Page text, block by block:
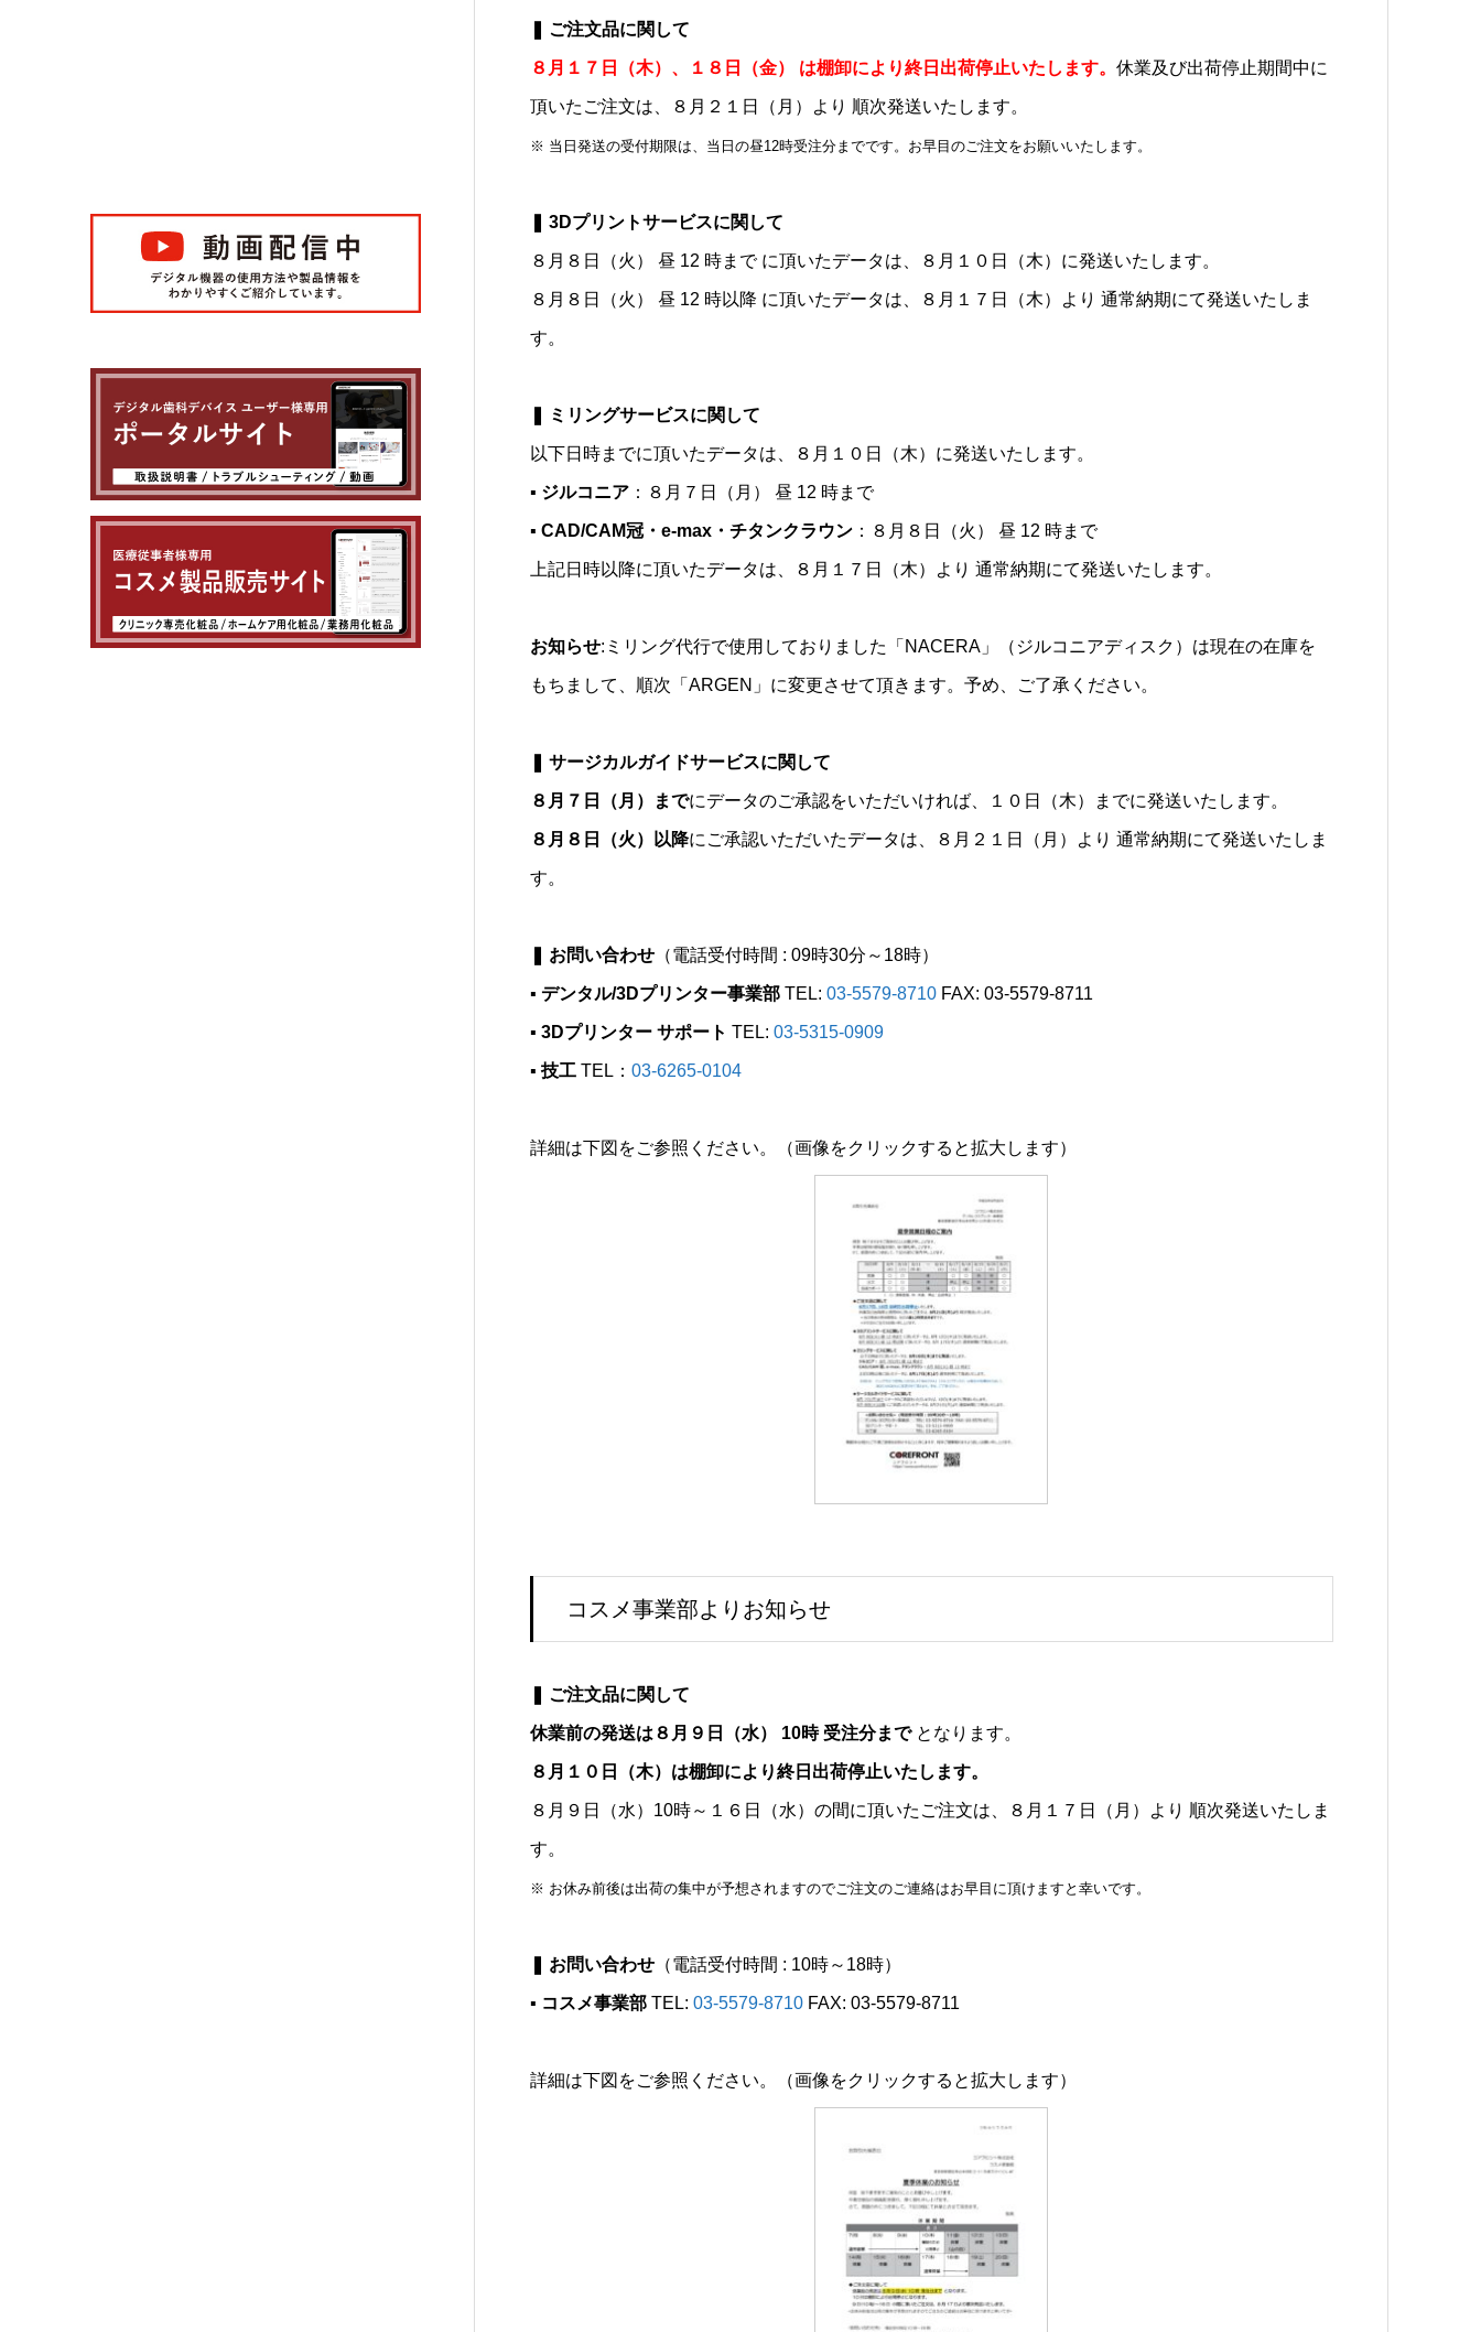
❚ ご注文品に関して
８月１７日（木）、１８日（金） は棚卸により終日出荷停止いたします。 休業及び出荷停止期間中に
頂いたご注文は、８月２１日（月）より 順次発送いたします。
※ 当日発送の受付期限は、当日の昼12時受注分までです。お早目のご注文をお願いいたします。
❚ 3Dプリントサービスに関して
８月８日（火） 昼 12 時まで に頂いたデータは、８月１０日（木）に発送いたします。
８月８日（火） 昼 12 時以降 に頂いたデータは、８月１７日（木）より 通常納期にて発送いたしま
す。
❚ ミリングサービスに関して
以下日時までに頂いたデータは、８月１０日（木）に発送いたします。
▪ ジルコニア ：８月７日（月） 昼 12 時まで
▪ CAD/CAM冠・e-max・チタンクラウン ：８月８日（火） 昼 12 時まで
上記日時以降に頂いたデータは、８月１７日（木）より 通常納期にて発送いたします。
お知らせ:ミリング代行で使用しておりました「NACERA」（ジルコニアディスク）は現在の在庫を
もちまして、順次「ARGEN」に変更させて頂きます。予め、ご了承ください。
❚ サージカルガイドサービスに関して
８月７日（月）までにデータのご承認をいただいければ、１０日（木）までに発送いたします。
８月８日（火）以降にご承認いただいたデータは、８月２１日（月）より 通常納期にて発送いたしま
す。
❚ お問い合わせ （電話受付時間 : 09時30分～18時）
▪ デンタル/3Dプリンター事業部 TEL: 03-5579-8710 FAX: 03-5579-8711
▪ 3Dプリンター サポート TEL: 03-5315-0909
▪ 技工 TEL： 03-6265-0104
詳細は下図をご参照ください。（画像をクリックすると拡大します）
コスメ事業部よりお知らせ
❚ ご注文品に関して
休業前の発送は８月９日（水） 10時 受注分までとなります。
８月１０日（木）は棚卸により終日出荷停止いたします。
８月９日（水）10時～１６日（水）の間に頂いたご注文は、８月１７日（月）より 順次発送いたしま
す。
※ お休み前後は出荷の集中が予想されますのでご注文のご連絡はお早目に頂けますと幸いです。
❚ お問い合わせ （電話受付時間 : 10時～18時）
▪ コスメ事業部 TEL: 03-5579-8710 FAX: 03-5579-8711
詳細は下図をご参照ください。（画像をクリックすると拡大します）